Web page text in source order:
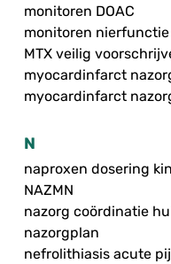
monitoren DOAC
monitoren nierfunctie
MTX veilig
myocardinfarct
myocardinfarct
N
naproxen dosering
NAZMN
nazorg coördinatie
nazorgplan
nefrolithiasis acute